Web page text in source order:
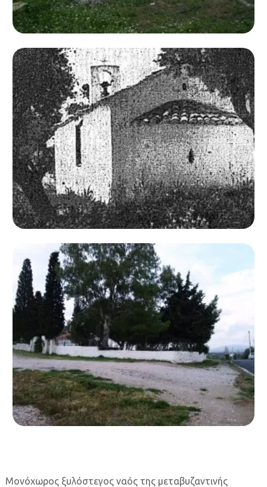
Μονόχωρος ξυλόστεγος ναός της μεταβυζαντινής